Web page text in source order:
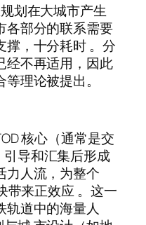
划在大城市产生
各部分的联系需要
撑，十分耗时 。分
经不再适用，因此
理论被提出。
核心（通常是交
导和汇集后形成
力人流，为整个
带来正效应 。这一
轨道中的海量人